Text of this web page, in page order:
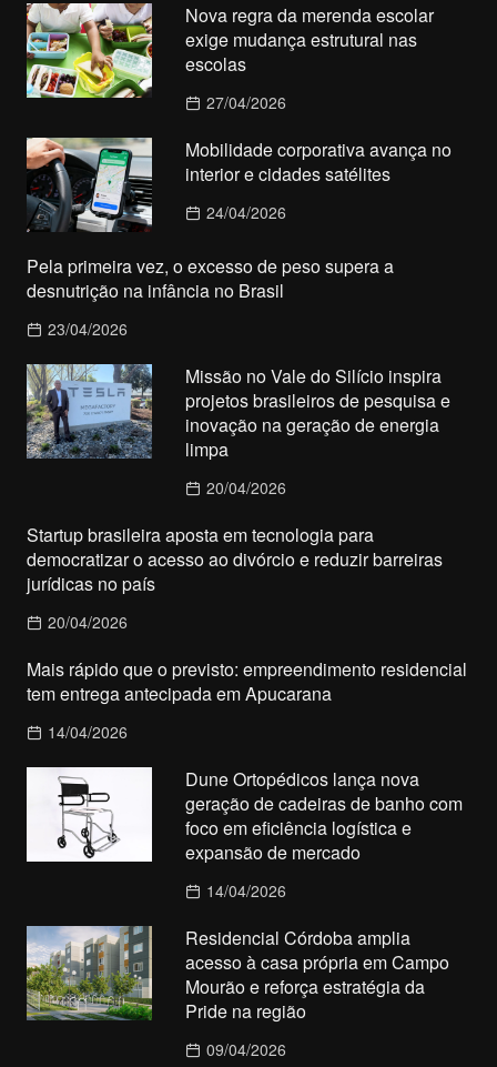
Nova regra da merenda escolar
exige mudança estrutural nas
escolas
27/04/2026
Mobilidade corporativa avança no
interior e cidades satélites
24/04/2026
Pela primeira vez, o excesso de peso supera a
desnutrição na infância no Brasil
23/04/2026
Missão no Vale do Silício inspira
projetos brasileiros de pesquisa e
inovação na geração de energia
limpa
20/04/2026
Startup brasileira aposta em tecnologia para
democratizar o acesso ao divórcio e reduzir barreiras
jurídicas no país
20/04/2026
Mais rápido que o previsto: empreendimento residencial
tem entrega antecipada em Apucarana
14/04/2026
Dune Ortopédicos lança nova
geração de cadeiras de banho com
foco em eficiência logística e
expansão de mercado
14/04/2026
Residencial Córdoba amplia
acesso à casa própria em Campo
Mourão e reforça estratégia da
Pride na região
09/04/2026